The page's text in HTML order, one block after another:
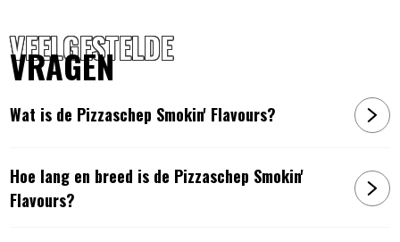
VEELGESTELDE
VRAGEN
Wat is de Pizzaschep Smokin' Flavours?
Hoe lang en breed is de Pizzaschep Smokin'
Flavours?